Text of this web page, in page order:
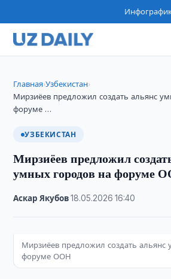
Главная›Узбекистан›
Мирзиёев предложил создать альянс
форуме …
УЗБЕКИСТАН
Мирзиёев предложил
умных городов на форуме
Аскар Якубов·18.05.2026 ·16:40
Мирзиёев предложил создать альянс
форуме ООН